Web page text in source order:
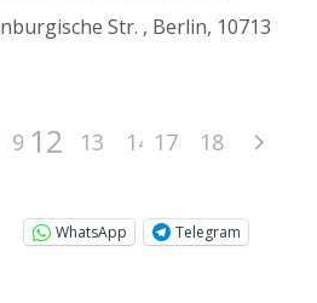
Str. , Berlin, 10713
9 10 11
12 13 14 15 16
17 18
WhatsApp
Telegram